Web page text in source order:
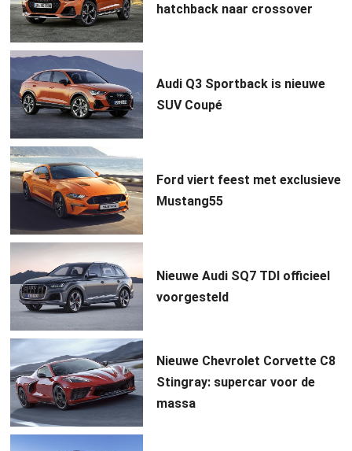
hatchback naar crossover
Audi Q3 Sportback is nieuwe
SUV Coupé
Ford viert feest met exclusieve
Mustang55
Nieuwe Audi SQ7 TDI officieel
voorgesteld
Nieuwe Chevrolet Corvette C8
Stingray: supercar voor de
massa